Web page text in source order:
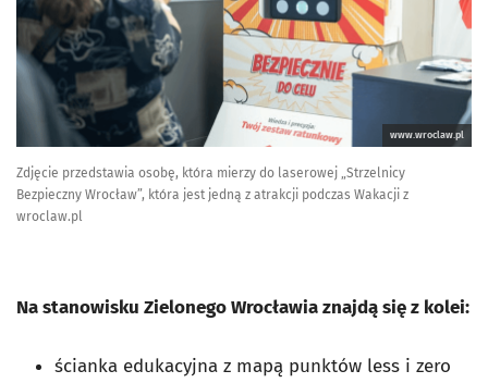
www.wroclaw.pl
Zdjęcie przedstawia osobę, która mierzy do laserowej „Strzelnicy
Bezpieczny Wrocław”, która jest jedną z atrakcji podczas Wakacji z
wroclaw.pl
Na stanowisku Zielonego Wrocławia znajdą się z kolei:
ścianka edukacyjna z mapą punktów less i zero